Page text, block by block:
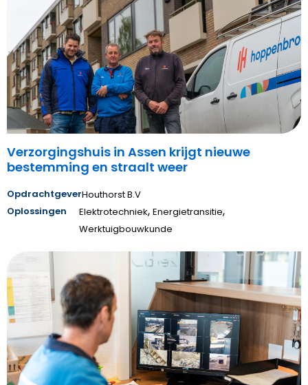
Assen
krijgt
nieuwe
bestemming
en
straalt
weer
Verzorgingshuis in Assen krijgt nieuwe
bestemming en straalt weer
OpdrachtgeverHouthorst B.V
Oplossingen
Elektrotechniek, Energietransitie,
Werktuigbouwkunde
Hoppenbrouwers
bezorgt
PreZero
specialistisch
camerasysteem